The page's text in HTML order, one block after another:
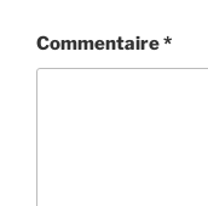
Commentaire*